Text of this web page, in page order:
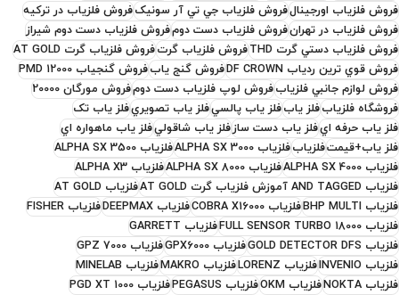
فروش فلزياب اورجينالفروش فلزياب جي تي آر سونيکفروش فلزياب در ترکيه
فروش فلزياب در تهرانفروش فلزياب دست دومفروش فلزياب دست دوم شيراز
فروش فلزياب دستي گرت THD
فروش فلزياب گرتفروش فلزياب گرت AT GOLD
فروش قوي ترين ردياب DF CROWN
فروش گنج يابفروش گنجیاب PMD 12000
فروش لوازم جانبي فلزيابفروش لوپ فلزياب دست دومفروش مورگان 20000
فروشگاه فلزيابفلز يابفلز ياب پالسيفلز ياب تصويريفلز ياب تک
فلز ياب حرفه ايفلز ياب دست سازفلز ياب شاقوليفلز ياب ماهواره اي
فلز ياب+قيمتفلزيابفلزياب ALPHA SX 3000
فلزياب ALPHA SX 3500
فلزياب ALPHA SX 4000
فلزياب ALPHA SX 8000
فلزياب ALPHA X3
فلزياب AND TAGGED آموزش فلزياب گرت AT GOLD
فلزياب AT GOLD
فلزياب BHP MULTI
فلزياب COBRA X16000 فلزياب DEEPMAX
فلزياب FISHER
فلزياب FULL SENSOR TURBO 18000
فلزياب GARRETT
فلزياب GOLD DETECTOR DFS
فلزياب GPX6000
فلزياب GPZ 7000
فلزياب INVENIO
فلزياب LORENZ فلزياب MAKRO
فلزياب MINELAB
فلزياب NOKTA
فلزياب OKM فلزياب PEGASUS
فلزياب PGD XT 1000